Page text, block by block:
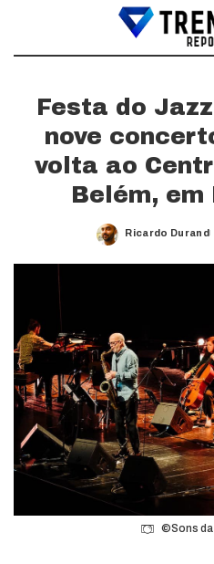
Festa do
nove
volta ao
Belém, em
Posted
Ricardo Durand
©Sons